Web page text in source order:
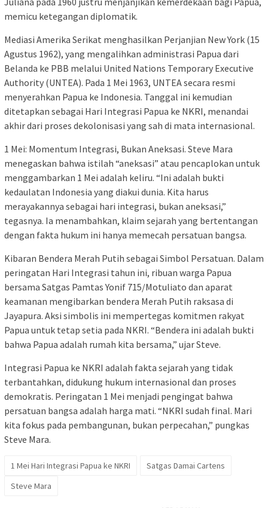
memicu ketegangan diplomatik.
Mediasi Amerika Serikat menghasilkan Perjanjian New York (15
Agustus 1962), yang mengalihkan administrasi Papua dari
Belanda ke PBB melalui United Nations Temporary Executive
Authority (UNTEA). Pada 1 Mei 1963, UNTEA secara resmi
menyerahkan Papua ke Indonesia. Tanggal ini kemudian
ditetapkan sebagai Hari Integrasi Papua ke NKRI, menandai
akhir dari proses dekolonisasi yang sah di mata internasional.
1 Mei: Momentum Integrasi, Bukan Aneksasi. Steve Mara
menegaskan bahwa istilah “aneksasi” atau pencaplokan untuk
menggambarkan 1 Mei adalah keliru. “Ini adalah bukti
kedaulatan Indonesia yang diakui dunia. Kita harus
merayakannya sebagai hari integrasi, bukan aneksasi,”
tegasnya. Ia menambahkan, klaim sejarah yang bertentangan
dengan fakta hukum ini hanya memecah persatuan bangsa.
Kibaran Bendera Merah Putih sebagai Simbol Persatuan. Dalam
peringatan Hari Integrasi tahun ini, ribuan warga Papua
bersama Satgas Pamtas Yonif 715/Motuliato dan aparat
keamanan mengibarkan bendera Merah Putih raksasa di
Jayapura. Aksi simbolis ini mempertegas komitmen rakyat
Papua untuk tetap setia pada NKRI. “Bendera ini adalah bukti
bahwa Papua adalah rumah kita bersama,” ujar Steve.
Integrasi Papua ke NKRI adalah fakta sejarah yang tidak
terbantahkan, didukung hukum internasional dan proses
demokratis. Peringatan 1 Mei menjadi pengingat bahwa
persatuan bangsa adalah harga mati. “NKRI sudah final. Mari
kita fokus pada pembangunan, bukan perpecahan,” pungkas
Steve Mara.
1 Mei Hari Integrasi Papua ke NKRI
Satgas Damai Cartens
Steve Mara